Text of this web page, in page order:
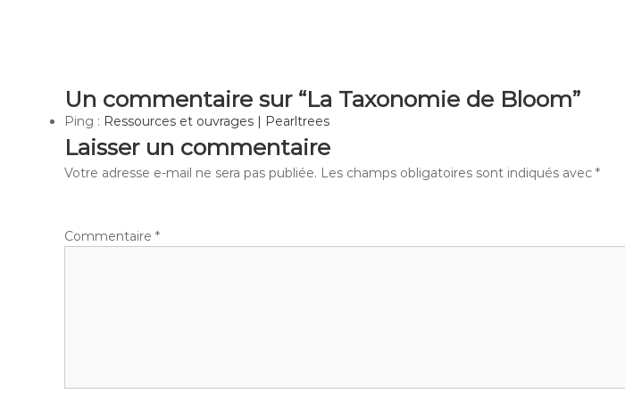
Un commentaire sur “La Taxonomie de Bloom”
Ping : Ressources et ouvrages | Pearltrees
Laisser un commentaire
Votre adresse e-mail ne sera pas publiée. Les champs obligatoires sont indiqués avec *
Commentaire *